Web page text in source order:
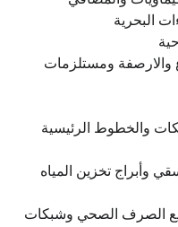
البحرية
والارصفة ومستلزمات
والخطوط الرئيسية
وأبراج تخزين المياه
الصرف الصحي وشبكات